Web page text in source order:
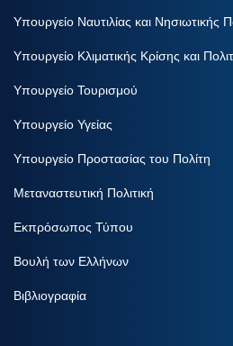
Υπουργείο Ναυτιλίας και Νησιωτικής
Υπουργείο Κλιματικής Κρίσης και
Υπουργείο Τουρισμού
Υπουργείο Υγείας
Υπουργείο Προστασίας του Πολίτη
Μεταναστευτική Πολιτική
Εκπρόσωπος Τύπου
Βουλή των Ελλήνων
Βιβλιογραφία